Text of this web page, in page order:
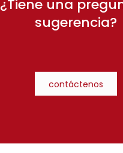
¿Tiene una
sugerencia?
contáctenos